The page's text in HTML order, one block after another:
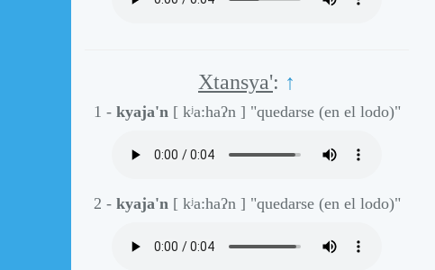
Xtansya': ↑
1 - kyaja'n [ kʲa:haʔn ] "quedarse (en el lodo)"
2 - kyaja'n [ kʲa:haʔn ] "quedarse (en el lodo)"